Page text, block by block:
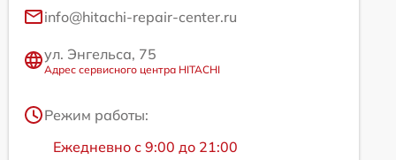
info@hitachi-repair-center.ru
ул. Энгельса, 75
Адрес сервисного центра HITACHI
Режим работы:
Ежедневно с 9:00 до 21:00